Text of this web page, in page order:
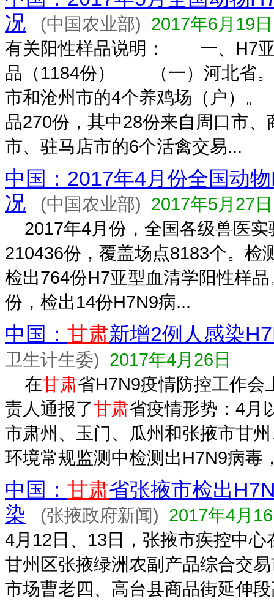
况
(中国农业部) 2017年6月19日
有关阳性样品说明： 一、H7亚
品（1184份） （一）河北省。
市和沧州市的4个养鸡场（户）
品270份，其中28份来自周口市
市、驻马店市的6个活禽交易...
中国：2017年4月份全国动
况
(中国农业部) 2017年5月27日
2017年4月份，全国各级兽医实
210436份，覆盖场点8183个。检
检出764份H7亚型血清学阳性样
份，检出14份H7N9病...
中国： 甘肃新增2例人感染
卫生计生委) 2017年4月26日
在甘肃省H7N9疫情防控工作会
责人通报了甘肃省疫情形势：4月
市肃州、玉门、瓜州和张掖市甘
环境常规监测中检测出H7N9病毒
中国： 甘肃省张掖市检出
染
(张掖政府新闻) 2017年4月
4月12日、13日，张掖市疾控中
甘州区张掖绿洲农副产品综合交
市场曹老四、高台县商品街延伸